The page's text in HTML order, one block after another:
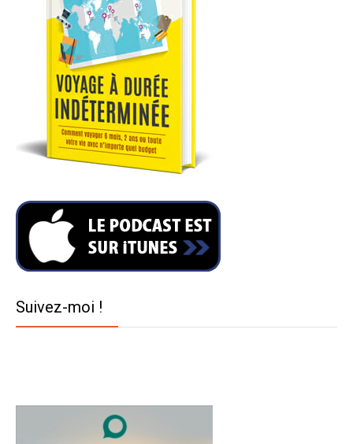
Suivez-moi !